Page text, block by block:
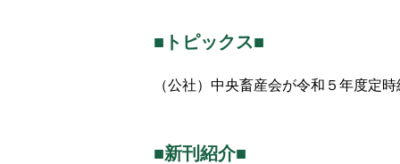
■トピックス■
（公社）中央畜産会が令和５年度定
■新刊紹介■